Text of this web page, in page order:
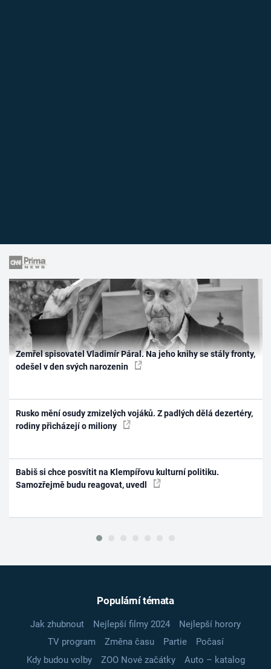
Zemřel spisovatel Vladimír Páral. Na jeho knihy se stály fronty,
odešel v den svých narozenin
Rusko mění osudy zmizelých vojáků. Z padlých dělá dezertéry,
rodiny přicházejí o miliony
Babiš si chce posvítit na Klempířovu kulturní politiku.
Samozřejmě budu reagovat, uvedl
Populární témata
Jak zhubnout Nejlepší filmy 2024
Nejlepší horory
TV program
Změna času Partie
Počasí
Kdy budou volby
ZOO Nové začátky
Auto – katalog